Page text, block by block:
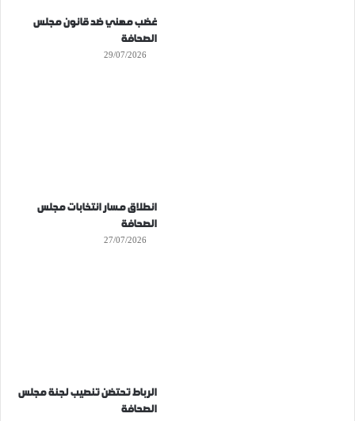
غضب مهني ضد قانون مجلس
الصحافة
29/07/2026
انطلاق مسار انتخابات مجلس
الصحافة
27/07/2026
الرباط تحتضن تنصيب لجنة مجلس
الصحافة